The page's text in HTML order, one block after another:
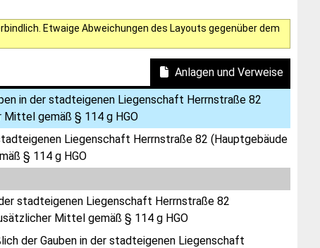
Etwaige Abweichungen des Layouts gegenüber dem
Anlagen und Verweise
in der stadteigenen Liegenschaft Herrnstraße 82
Mittel gemäß § 114 g HGO
Liegenschaft Herrnstraße 82 (Hauptgebäude
§ 114 g HGO
stadteigenen Liegenschaft Herrnstraße 82
Mittel gemäß § 114 g HGO
der Gauben in der stadteigenen Liegenschaft